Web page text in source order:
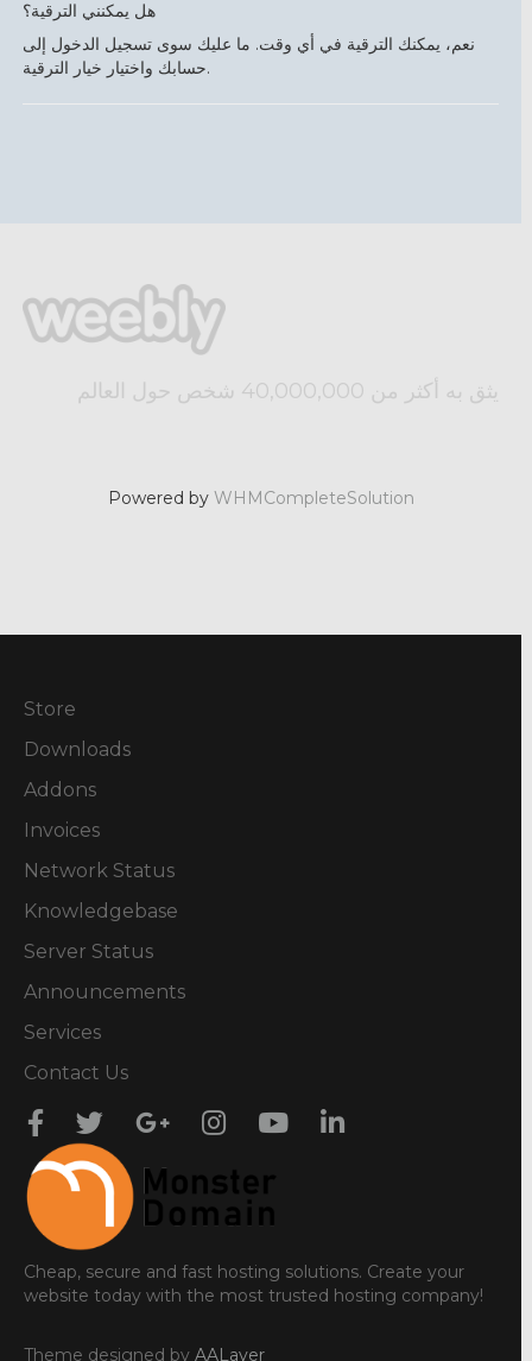
هل يمكنني الترقية؟
نعم، يمكنك الترقية في أي وقت. ما عليك سوى تسجيل الدخول إلى
حسابك واختيار خيار الترقية.
يثق به أكثر من 40,000,000 شخص حول العالم
Powered by WHMCompleteSolution
Store
Downloads
Addons
Invoices
Network Status
Knowledgebase
Server Status
Announcements
Services
Contact Us
Cheap, secure and fast hosting solutions. Create your
website today with the most trusted hosting company!
Theme designed by AALayer